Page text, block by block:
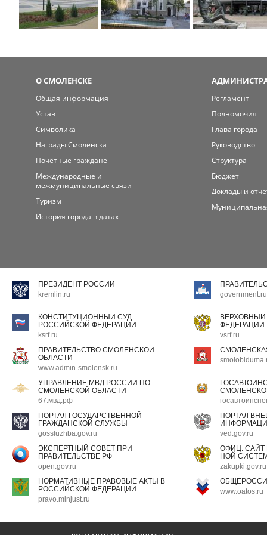
О СМОЛЕНСКЕ
Общая информация
Устав
Символика
Награды Смоленска
Почётные граждане
Международные и
межмуниципальные связи
Туризм
История города в датах
Регламент
Полномочия
Глава города
Руководство
Структура
Бюджет
Доклады и
ПРЕЗИДЕНТ РОССИИ
kremlin.ru
government.ru
КОНСТИТУЦИОННЫЙ СУД
РОССИЙСКОЙ ФЕДЕРАЦИИ
ksrf.ru
ФЕДЕРАЦИИ
vsrf.ru
ПРАВИТЕЛЬСТВО СМОЛЕНСКОЙ
ОБЛАСТИ
www.admin-smolensk.ru
УПРАВЛЕНИЕ МВД РОССИИ ПО
СМОЛЕНСКОЙ ОБЛАСТИ
67.мвд.рф
ПОРТАЛ ГОСУДАРСТВЕННОЙ
ГРАЖДАНСКОЙ СЛУЖБЫ
gossluzhba.gov.ru
ПОРТАЛ
ved.gov.ru
ЭКСПЕРТНЫЙ СОВЕТ ПРИ
ПРАВИТЕЛЬСТВЕ РФ
open.gov.ru
ОФИЦ.
НОЙ
zakupki.gov.ru
НОРМАТИВНЫЕ ПРАВОВЫЕ АКТЫ В
РОССИЙСКОЙ ФЕДЕРАЦИИ
pravo.minjust.ru
www.oatos.ru